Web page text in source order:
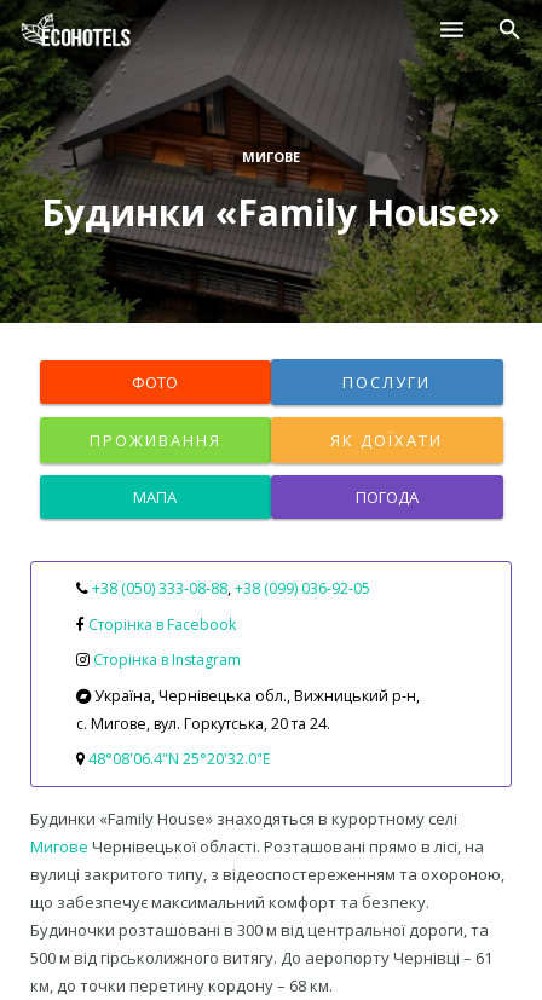
Населені пункти
Курорти
Дитячі табори
Магазини
Нерухомість
Будинки «Family House»
МИГОВЕ
ФОТО ПОСЛУГИ
ПРОЖИВАННЯ ЯК ДОЇХАТИ
МАПА ПОГОДА
+38 (050) 333‑08‑88,+38 (099) 036‑92‑05
Сторінка в Facebook
Сторінка в Instagram
Україна, Чернівецька обл., Вижницький р‑н,
с. Мигове, вул. Горкутська, 20 та 24.
48°08'06.4"N 25°20'32.0"E
Будинки «Family House» знаходяться в курортному селі
Мигове Чернівецької області. Розташовані прямо в лісі, на
вулиці закритого типу, з відеоспостереженням та охороною,
що забезпечує максимальний комфорт та безпеку.
Будиночки розташовані в 300 м від центральної дороги, та
500 м від гірськолижного витягу. До аеропорту Чернівці – 61
км, до точки перетину кордону – 68 км.